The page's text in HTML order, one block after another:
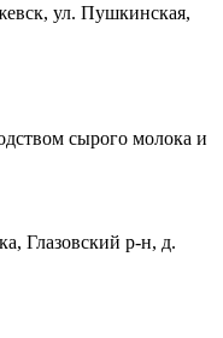
ул. Пушкинская,
сырого молока и
Глазовский р-н, д.